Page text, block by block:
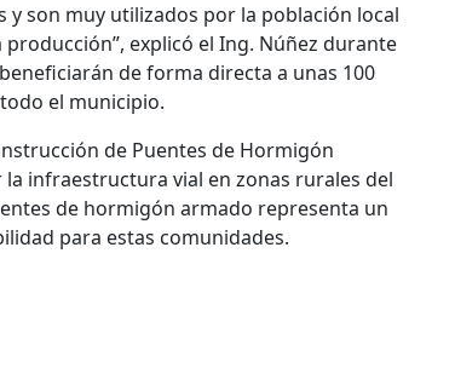
y son muy utilizados por la población local
explicó el Ing. Núñez durante
de forma directa a unas 100
el municipio.
de Puentes de Hormigón
infraestructura vial en zonas rurales del
de hormigón armado representa un
para estas comunidades.